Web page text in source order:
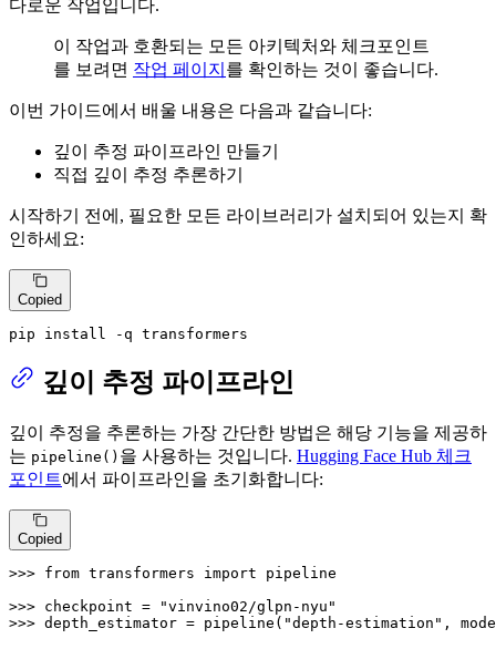
다로운 작업입니다.
이 작업과 호환되는 모든 아키텍처와 체크포인트
를 보려면 작업 페이지 를 확인하는 것이 좋습니다.
이번 가이드에서 배울 내용은 다음과 같습니다:
깊이 추정 파이프라인 만들기
직접 깊이 추정 추론하기
시작하기 전에, 필요한 모든 라이브러리가 설치되어 있는지 확
인하세요:
Copied
pip install -q transformers
깊이 추정 파이프라인
깊이 추정을 추론하는 가장 간단한 방법은 해당 기능을 제공하
는 pipeline() 을 사용하는 것입니다. Hugging Face Hub 체크
포인트에서 파이프라인을 초기화합니다:
Copied
>>> from transformers import pipeline
>>> checkpoint =
"vinvino02/glpn-nyu"
>>> depth_estimator = pipeline( "depth-estimation" ,